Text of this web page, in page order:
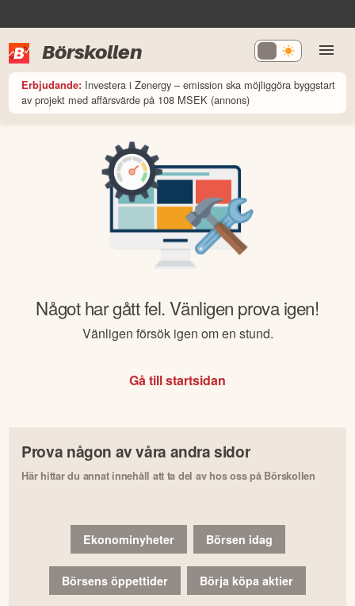
Börskollen
Erbjudande: Investera i Zenergy – emission ska möjliggöra byggstart
av projekt med affärsvärde på 108 MSEK (annons)
Något har gått fel. Vänligen prova igen!
Vänligen försök igen om en stund.
Gå till startsidan
Prova någon av våra andra sidor
Här hittar du annat innehåll att ta del av hos oss på Börskollen
Ekonominyheter Börsen idag
Börsens öppettider Börja köpa aktier